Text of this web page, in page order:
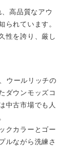
高品質なアウ
られています。
性を誇り、厳し
ウールリッチの
ダウンモッズコ
中古市場でも人
クカラーとゴー
ルながら洗練さ